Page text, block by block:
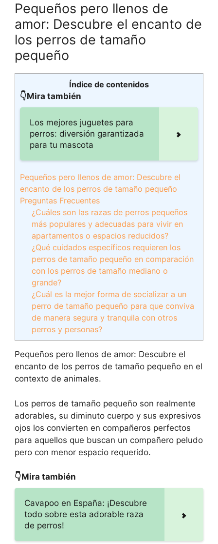
Pequeños pero llenos de
amor: Descubre el encanto de
los perros de tamaño
pequeño
Índice de contenidos
👇Mira también
Los mejores juguetes para
perros: diversión garantizada
para tu mascota
Pequeños pero llenos de amor: Descubre el
encanto de los perros de tamaño pequeño
Preguntas Frecuentes
¿Cuáles son las razas de perros pequeños
más populares y adecuadas para vivir en
apartamentos o espacios reducidos?
¿Qué cuidados específicos requieren los
perros de tamaño pequeño en comparación
con los perros de tamaño mediano o
grande?
¿Cuál es la mejor forma de socializar a un
perro de tamaño pequeño para que conviva
de manera segura y tranquila con otros
perros y personas?
Pequeños pero llenos de amor: Descubre el
encanto de los perros de tamaño pequeño en el
contexto de animales.
Los perros de tamaño pequeño son realmente
adorables, su diminuto cuerpo y sus expresivos
ojos los convierten en compañeros perfectos
para aquellos que buscan un compañero peludo
pero con menor espacio requerido.
👇Mira también
Cavapoo en España: ¡Descubre
todo sobre esta adorable raza
de perros!